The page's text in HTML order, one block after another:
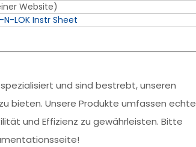
Website)
N-LOK Instr Sheet
und sind bestrebt, unseren
bieten. Unsere Produkte umfassen echte
und Effizienz zu gewährleisten. Bitte